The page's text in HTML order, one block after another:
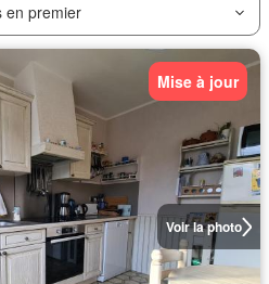
en premier
Voir la photo
Mise à jour